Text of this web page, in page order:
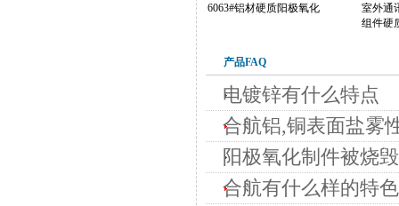
6063#铝材硬质阳极氧化
室外通
组件硬
产品FAQ
电镀锌有什么特点
合航铝,铜表面盐雾
阳极氧化制件被烧
合航有什么样的特色